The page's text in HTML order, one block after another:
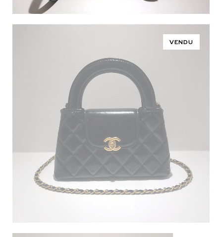
VENDU